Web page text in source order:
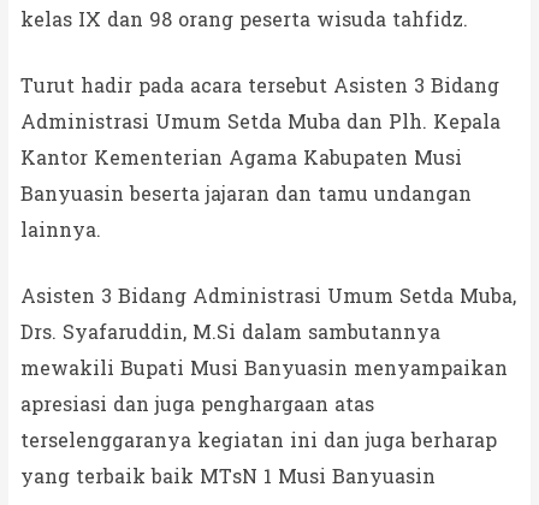
kelas IX dan 98 orang peserta wisuda tahfidz.
Turut hadir pada acara tersebut Asisten 3 Bidang
Administrasi Umum Setda Muba dan Plh. Kepala
Kantor Kementerian Agama Kabupaten Musi
Banyuasin beserta jajaran dan tamu undangan
lainnya.
Asisten 3 Bidang Administrasi Umum Setda Muba,
Drs. Syafaruddin, M.Si dalam sambutannya
mewakili Bupati Musi Banyuasin menyampaikan
apresiasi dan juga penghargaan atas
terselenggaranya kegiatan ini dan juga berharap
yang terbaik baik MTsN 1 Musi Banyuasin